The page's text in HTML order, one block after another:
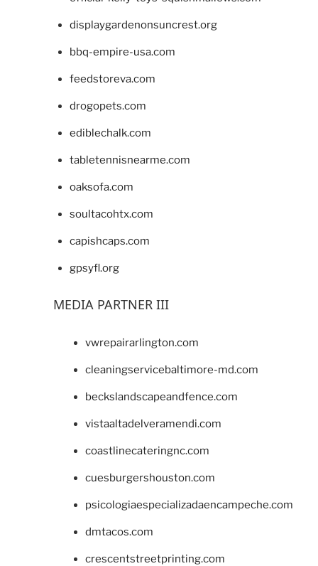
displaygardenonsuncrest.org
bbq-empire-usa.com
feedstoreva.com
drogopets.com
ediblechalk.com
tabletennisnearme.com
oaksofa.com
soultacohtx.com
capishcaps.com
gpsyfl.org
MEDIA PARTNER III
vwrepairarlington.com
cleaningservicebaltimore-md.com
beckslandscapeandfence.com
vistaaltadelveramendi.com
coastlinecateringnc.com
cuesburgershouston.com
psicologiaespecializadaencampeche.com
dmtacos.com
crescentstreetprinting.com